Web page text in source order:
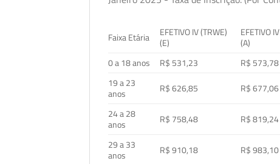
Faixa Etária
EFETIVO IV (TRWE)
(E)
EFETIVO
(A)
0 a 18 anos
R$ 531,23 R$ 573,78
19 a 23
anos
R$ 626,85 R$ 677,06
24 a 28
anos
R$ 758,48 R$ 819,24
29 a 33
anos
R$ 910,18 R$ 983,10